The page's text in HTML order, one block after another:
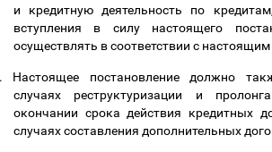
и кредитную деятельность по
вступления в силу настоящего
осуществлять в соответствии с
Настоящее постановление должно
случаях реструктуризации и
окончании срока действия кредитных
случаях составления дополнительных